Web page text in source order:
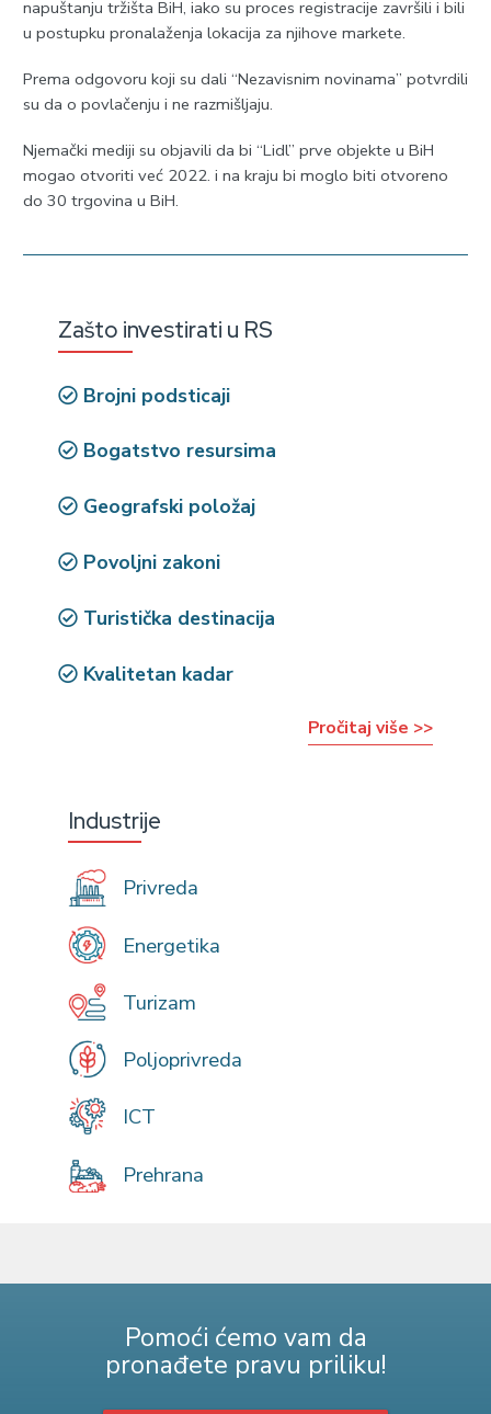
napuštanju tržišta BiH, iako su proces registracije završili i bili
u postupku pronalaženja lokacija za njihove markete.
Prema odgovoru koji su dali “Nezavisnim novinama” potvrdili
su da o povlačenju i ne razmišljaju.
Njemački mediji su objavili da bi “Lidl” prve objekte u BiH
mogao otvoriti već 2022. i na kraju bi moglo biti otvoreno
do 30 trgovina u BiH.
Zašto investirati u RS
Brojni podsticaji
Bogatstvo resursima
Geografski položaj
Povoljni zakoni
Turistička destinacija
Kvalitetan kadar
Pročitaj više >>
Industrije
Privreda
Energetika
Turizam
Poljoprivreda
ICT
Prehrana
Pomoći ćemo vam da
pronađete pravu priliku!